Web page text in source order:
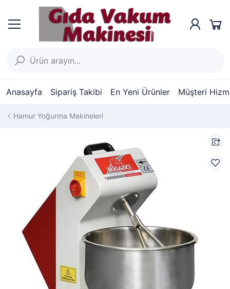
Anasayfa Sipariş Takibi En Yeni Ürünler Müşteri
Hamur Yoğurma Makineleri